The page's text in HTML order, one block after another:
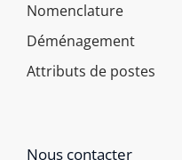
Nomenclature
Déménagement
Attributs de postes
Nous contacter